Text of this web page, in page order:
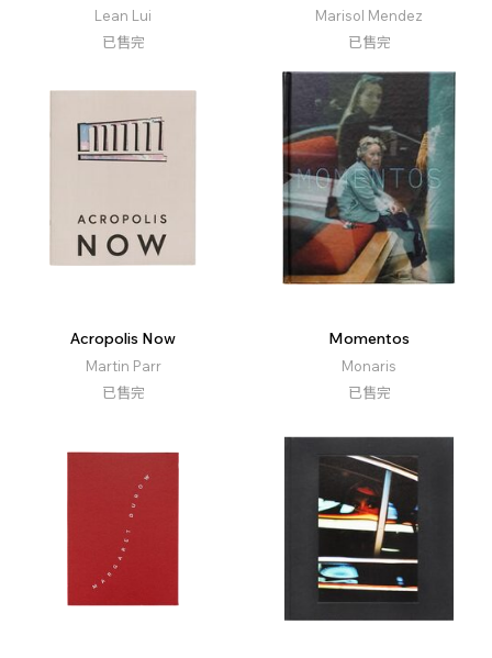
Lean Lui
已售完
Marisol Mendez
已售完
Acropolis Now
Martin Parr
已售完
Momentos
Monaris
已售完